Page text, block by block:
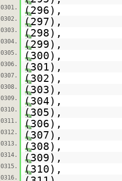
0301. (296),
0302. (297),
0303. (298),
0304. (299),
0305. (300),
0306. (301),
0307. (302),
0308. (303),
0309. (304),
0310. (305),
0311. (306),
0312. (307),
0313. (308),
0314. (309),
0315. (310),
0316.